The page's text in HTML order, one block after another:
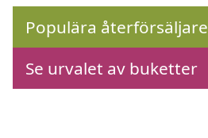
Populära återförsäljare
Se urvalet av buketter